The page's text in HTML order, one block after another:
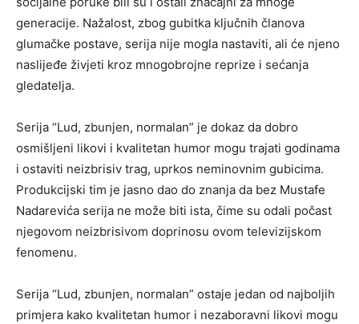
generacije. Nažalost, zbog gubitka ključnih članova
glumačke postave, serija nije mogla nastaviti, ali će njeno
naslijeđe živjeti kroz mnogobrojne reprize i sećanja
gledatelja.
Serija “Lud, zbunjen, normalan” je dokaz da dobro
osmišljeni likovi i kvalitetan humor mogu trajati godinama
i ostaviti neizbrisiv trag, uprkos neminovnim gubicima.
Produkcijski tim je jasno dao do znanja da bez Mustafe
Nadarevića serija ne može biti ista, čime su odali počast
njegovom neizbrisivom doprinosu ovom televizijskom
fenomenu.
Serija “Lud, zbunjen, normalan” ostaje jedan od najboljih
primjera kako kvalitetan humor i nezaboravni likovi mogu